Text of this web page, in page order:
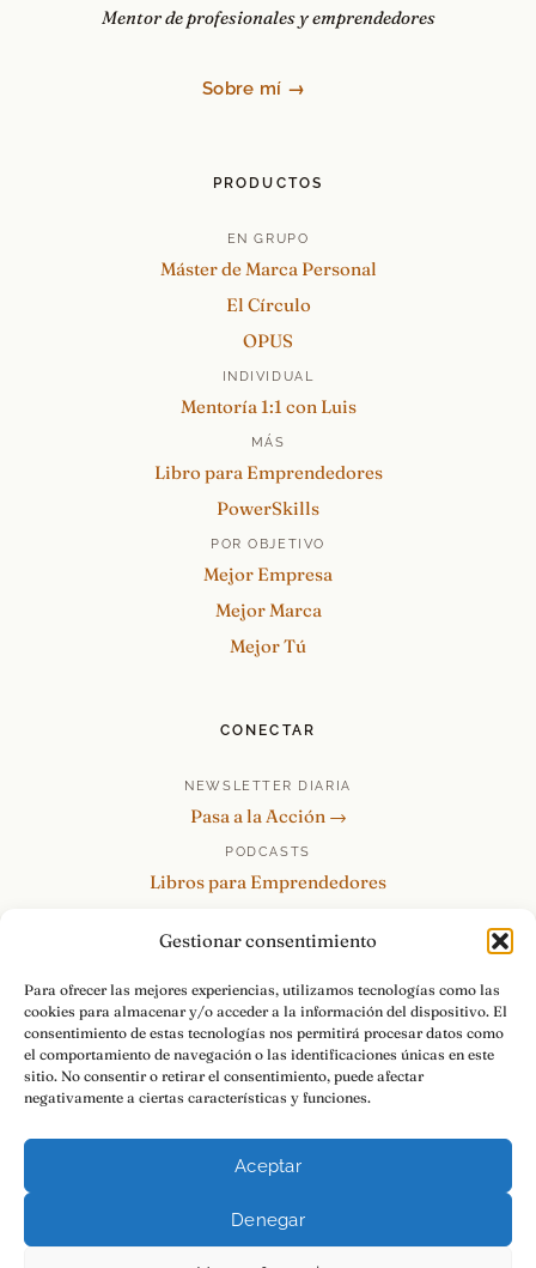
Gestionar consentimiento
Para ofrecer las mejores experiencias, utilizamos tecnologías como las
cookies para almacenar y/o acceder a la información del dispositivo. El
consentimiento de estas tecnologías nos permitirá procesar datos como
el comportamiento de navegación o las identificaciones únicas en este
sitio. No consentir o retirar el consentimiento, puede afectar
negativamente a ciertas características y funciones.
Aceptar
Denegar
Mentor de profesionales y emprendedores
Sobre mí →
PRODUCTOS
EN GRUPO
Máster de Marca Personal
El Círculo
OPUS
INDIVIDUAL
Mentoría 1:1 con Luis
MÁS
Libro para Emprendedores
PowerSkills
POR OBJETIVO
Mejor Empresa
Mejor Marca
Mejor Tú
CONECTAR
NEWSLETTER DIARIA
Pasa a la Acción →
PODCASTS
Libros para Emprendedores
re:Invéntate / PowerSkills
MENTOR360
HABLAMOS
Contacto y consultas →
Aviso LegalPrivacidad
Pasa a la Acción.